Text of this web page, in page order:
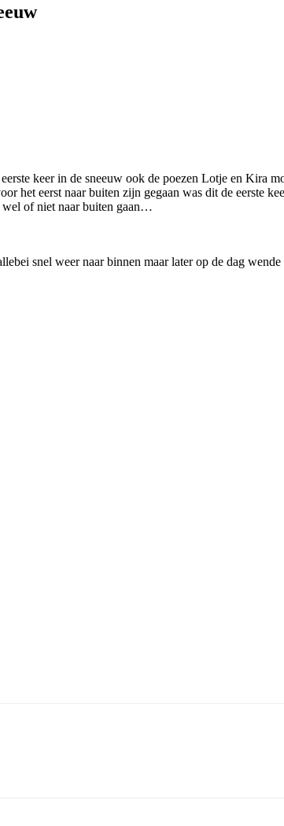
keer in de sneeuw ook de poezen Lotje en Kira
het eerst naar buiten zijn gegaan was dit de eerste
wel of niet naar buiten gaan…
snel weer naar binnen maar later op de dag